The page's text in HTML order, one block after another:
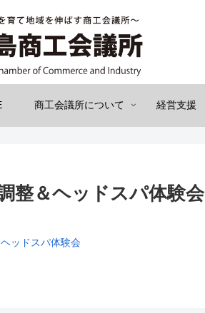
商工会議所について 経営支援
整＆ヘッドスパ体験会
ッドスパ体験会